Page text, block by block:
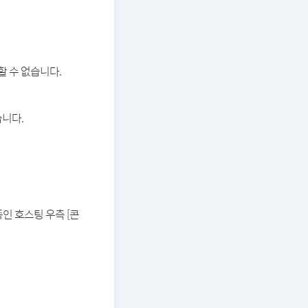
수 없습니다.
다.
호스팅 우측 [콘